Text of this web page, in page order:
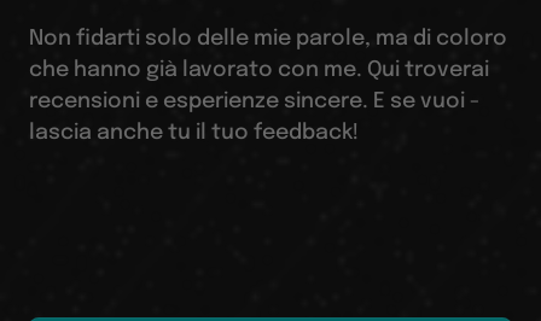
Non fidarti solo delle mie parole, ma di coloro
che hanno già lavorato con me. Qui troverai
recensioni e esperienze sincere. E se vuoi -
lascia anche tu il tuo feedback!